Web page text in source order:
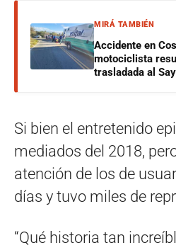
MIRÁ TAMBIÉN
Accidente en
motociclista
trasladada al
Si bien el entretenido
mediados del 2018,
atención de los de
días y tuvo miles de
“Qué historia tan